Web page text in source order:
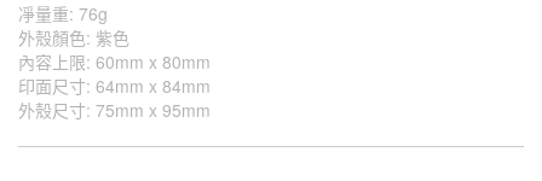
凈量重: 76g
外殼顏色: 紫色
內容上限: 60mm x 80mm
印面尺寸: 64mm x 84mm
外殼尺寸: 75mm x 95mm